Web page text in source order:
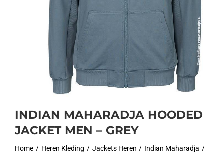
INDIAN MAHARADJA HOODED
JACKET MEN – GREY
Home Heren Kleding Jackets Heren
Indian Maharadja